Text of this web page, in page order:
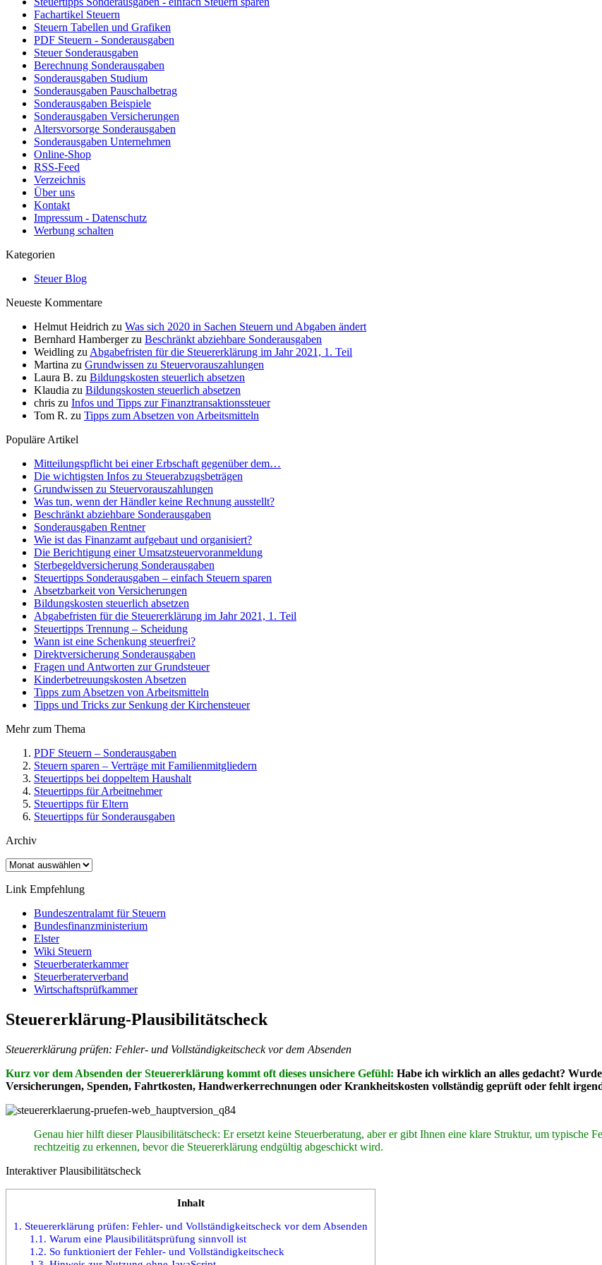
Fachartikel Steuern
Steuern Tabellen und Grafiken
PDF Steuern - Sonderausgaben
Steuer Sonderausgaben
Berechnung Sonderausgaben
Sonderausgaben Studium
Sonderausgaben Pauschalbetrag
Sonderausgaben Beispiele
Sonderausgaben Versicherungen
Altersvorsorge Sonderausgaben
Sonderausgaben Unternehmen
Online-Shop
RSS-Feed
Verzeichnis
Über uns
Kontakt
Impressum - Datenschutz
Werbung schalten
Kategorien
Steuer Blog
Neueste Kommentare
Helmut Heidrich zu Was sich 2020 in Sachen Steuern und Abgaben ändert
Bernhard Hambergerzu Beschränkt abziehbare Sonderausgaben
Weidling zu Abgabefristen für die Steuererklärung im Jahr 2021, 1. Teil
Martina zu Grundwissen zu Steuervorauszahlungen
Laura B. zu Bildungskosten steuerlich absetzen
Klaudia zu Bildungskosten steuerlich absetzen
chris zu Infos und Tipps zur Finanztransaktionssteuer
Tom R. zu Tipps zum Absetzen von Arbeitsmitteln
Populäre Artikel
Mitteilungspflicht bei einer Erbschaft gegenüber dem…
Die wichtigsten Infos zu Steuerabzugsbeträgen
Grundwissen zu Steuervorauszahlungen
Was tun, wenn der Händler keine Rechnung ausstellt?
Beschränkt abziehbare Sonderausgaben
Sonderausgaben Rentner
Wie ist das Finanzamt aufgebaut und organisiert?
Die Berichtigung einer Umsatzsteuervoranmeldung
Sterbegeldversicherung Sonderausgaben
Steuertipps Sonderausgaben – einfach Steuern sparen
Absetzbarkeit von Versicherungen
Bildungskosten steuerlich absetzen
Abgabefristen für die Steuererklärung im Jahr 2021, 1. Teil
Steuertipps Trennung – Scheidung
Wann ist eine Schenkung steuerfrei?
Direktversicherung Sonderausgaben
Fragen und Antworten zur Grundsteuer
Kinderbetreuungskosten Absetzen
Tipps zum Absetzen von Arbeitsmitteln
Tipps und Tricks zur Senkung der Kirchensteuer
Mehr zum Thema
PDF Steuern – Sonderausgaben
Steuern sparen – Verträge mit Familienmitgliedern
Steuertipps bei doppeltem Haushalt
Steuertipps für Arbeitnehmer
Steuertipps für Eltern
Steuertipps für Sonderausgaben
Archiv
Archiv
Link Empfehlung
Bundeszentralamt für Steuern
Bundesfinanzministerium
Elster
Wiki Steuern
Steuerberaterkammer
Steuerberaterverband
Wirtschaftsprüfkammer
Steuererklärung-Plausibilitätscheck
Steuererklärung prüfen: Fehler- und Vollständigkeitscheck vor dem Absenden
Kurz vor dem Absenden der Steuererklärung kommt oft dieses unsichere Gefühl: Habe ich wirklich an alles gedacht?
Versicherungen, Spenden, Fahrtkosten, Handwerkerrechnungen oder Krankheitskosten vollständig geprüft oder fehlt
Genau hier hilft dieser Plausibilitätscheck: Er ersetzt keine Steuerberatung, aber er gibt Ihnen eine klare Struktur, um typische
rechtzeitig zu erkennen, bevor die Steuererklärung endgültig abgeschickt wird.
Interaktiver Plausibilitätscheck
Inhalt
1. Steuererklärung prüfen: Fehler- und Vollständigkeitscheck vor dem Absenden
1.1. Warum eine Plausibilitätsprüfung sinnvoll ist
1.2. So funktioniert der Fehler- und Vollständigkeitscheck